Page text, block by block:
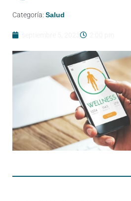
Categoría: Salud